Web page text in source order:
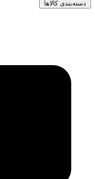
دسته‌بندی کالاها